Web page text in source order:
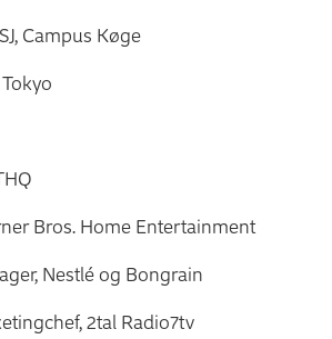
Campus Køge
Bros. Home Entertainment
Nestlé og Bongrain
2tal Radio7tv